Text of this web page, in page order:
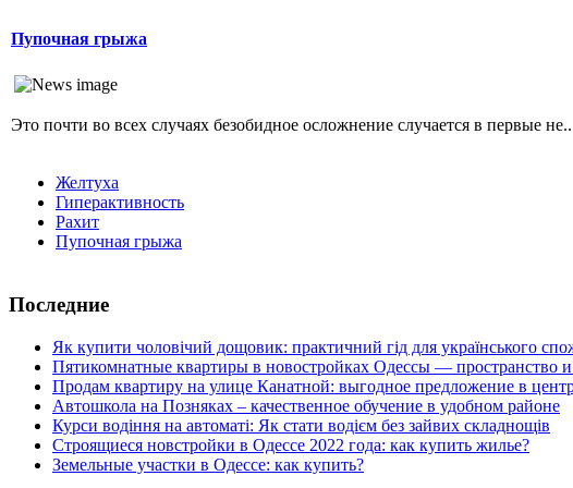
Пупочная грыжа
Это почти во всех случаях безобидное осложнение случается в первые
Желтуха
Гиперактивность
Рахит
Пупочная грыжа
Последние
Як купити чоловічий дощовик: практичний гід для українського
Пятикомнатные квартиры в новостройках Одессы — пространство
Продам квартиру на улице Канатной: выгодное предложение в
Автошкола на Позняках – качественное обучение в удобном районе
Курси водіння на автоматі: Як стати водієм без зайвих складнощів
Строящиеся новстройки в Одессе 2022 года: как купить жилье?
Земельные участки в Одессе: как купить?